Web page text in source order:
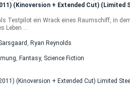
(Kinoversion + Extended Cut) (Limited
Testpilot ein Wrack eines Raumschiff, in
Leben ...
, Ryan Reynolds
, Fantasy, Science Fiction